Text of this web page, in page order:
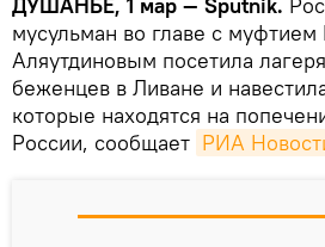
мусульман во главе с
Аляутдиновым посетила
беженцев в Ливане и
которые находятся на
России, сообщает РИА